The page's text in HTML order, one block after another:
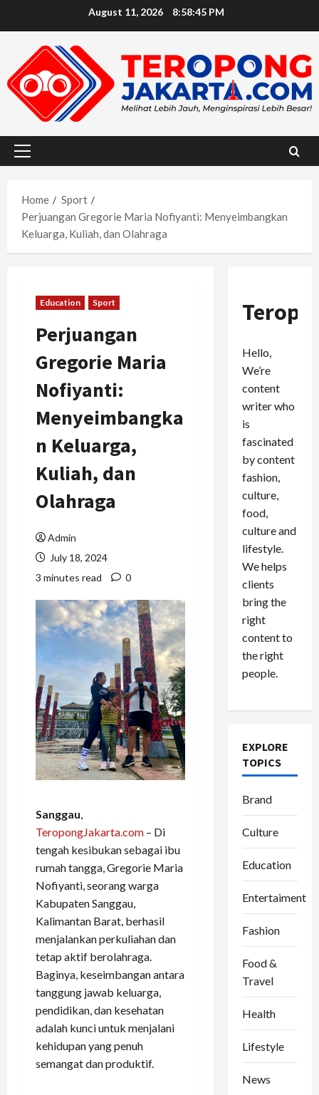
August 11, 2026 8:58:47 PM
Primary
Home
Sport
Perjuangan Gregorie Maria Nofiyanti: Menyeimbangkan
Keluarga, Kuliah, dan Olahraga
Education Sport
Perjuangan
Gregorie Maria
Nofiyanti:
Menyeimbangka
n Keluarga,
Kuliah, dan
Olahraga
Admin
July 18, 2024
3 minutes read
0
Sanggau,
TeropongJakarta.com – Di
tengah kesibukan sebagai ibu
rumah tangga, Gregorie Maria
Nofiyanti, seorang warga
Kabupaten Sanggau,
Kalimantan Barat, berhasil
menjalankan perkuliahan dan
tetap aktif berolahraga.
Baginya, keseimbangan antara
tanggung jawab keluarga,
pendidikan, dan kesehatan
adalah kunci untuk menjalani
kehidupan yang penuh
semangat dan produktif.
Hello,
We’re
content
writer who
is
fascinated
by content
fashion,
culture,
food,
culture and
lifestyle.
We helps
clients
bring the
right
content to
the right
people.
EXPLORE
TOPICS
Brand
Culture
Education
Entertaiment
Fashion
Food &
Travel
Health
Lifestyle
News